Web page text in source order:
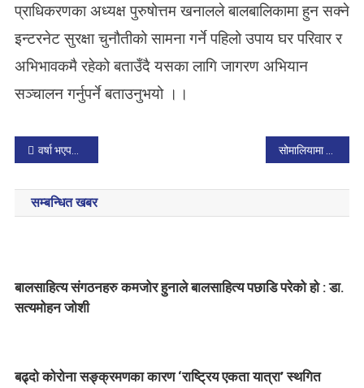
प्राधिकरणका अध्यक्ष पुरुषोत्तम खनालले बालबालिकामा हुन सक्ने
इन्टरनेट सुरक्षा चुनौतीको सामना गर्ने पहिलो उपाय घर परिवार र
अभिभावकमै रहेको बताउँदै यसका लागि जागरण अभियान
सञ्चालन गर्नुपर्ने बताउनुभयो ।।
P
o
s
n
a
i
वर्षा भएपछि अलैँची खेती गर्ने किसान खुसी
सम्बन्धित खबर
बालसाहित्य संगठनहरु कमजोर हुनाले बालसाहित्य पछाडि परेको हो : डा.
सत्यमोहन जोशी
बढ्दो कोरोना सङ्क्रमणका कारण ‘राष्ट्रिय एकता यात्रा’ स्थगित